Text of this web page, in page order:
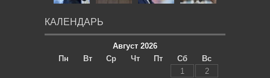
КАЛЕНДАРЬ
Август 2026
Пн
Вт Ср Чт Пт Сб
Вс
1
2